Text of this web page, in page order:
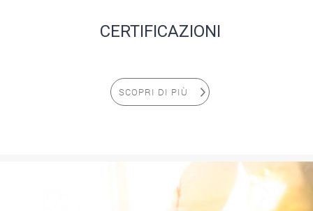
CERTIFICAZIONI
SCOPRI DI PIÙ